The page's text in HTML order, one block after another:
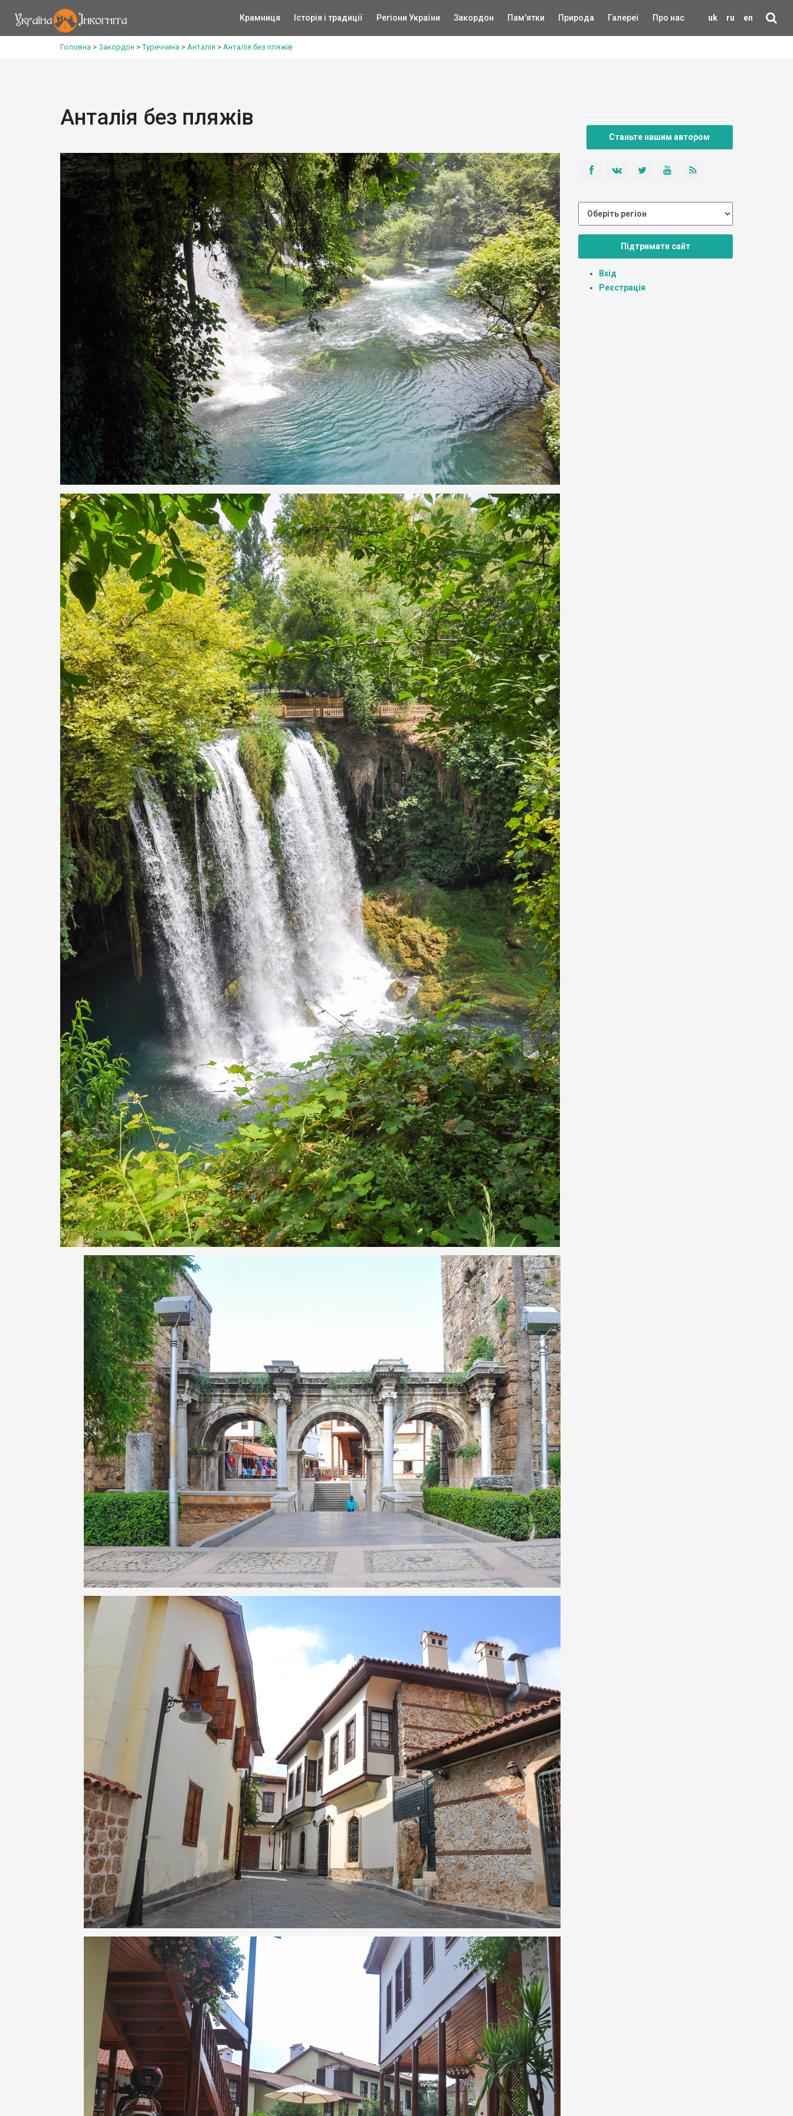
uk ru en
Крамниця Історія і традиції Регіони України Закордон Пам'ятки Природа Галереї Про нас
Головна > Закордон >Туреччина > Анталія > Анталія без пляжів
Анталія без пляжів
Станьте нашим автором
Підтримати сайт
Вхід
Реєстрація